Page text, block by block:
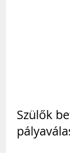
Szülők